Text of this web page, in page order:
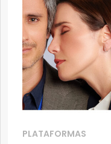
PLATAFORMAS